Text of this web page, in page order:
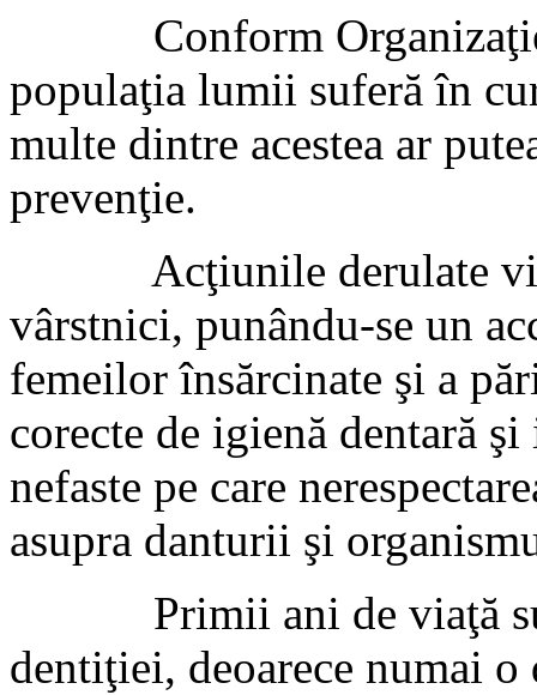
Conform Organizaţiei
populaţia lumii suferă în
multe dintre acestea ar
prevenţie.
Acţiunile derulate
vârstnici, punându-se un
femeilor însărcinate şi a
corecte de igienă dentară
nefaste pe care
asupra danturii şi
Primii ani de viaţă
dentiţiei, deoarece numai o